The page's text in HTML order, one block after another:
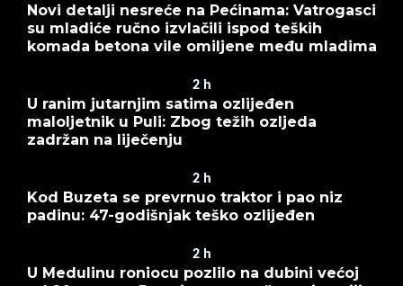
Novi detalji nesreće na Pećinama: Vatrogasci
su mladiće ručno izvlačili ispod teških
komada betona vile omiljene među mladima
2 h
U ranim jutarnjim satima ozlijeđen
maloljetnik u Puli: Zbog težih ozljeda
zadržan na liječenju
2 h
Kod Buzeta se prevrnuo traktor i pao niz
padinu: 47-godišnjak teško ozlijeđen
2 h
U Medulinu roniocu pozlilo na dubini većoj